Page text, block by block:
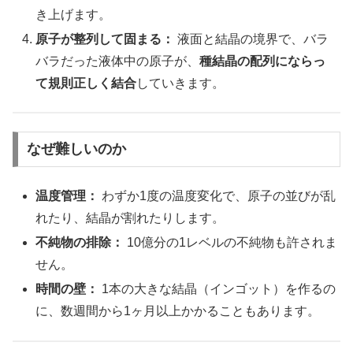
き上げます。
原子が整列して固まる： 液面と結晶の境界で、バラ
バラだった液体中の原子が、種結晶の配列にならっ
て規則正しく結合していきます。
なぜ難しいのか
温度管理：
わずか1度の温度変化で、原子の並びが乱
れたり、結晶が割れたりします。
不純物の排除：
10億分の1レベルの不純物も許されま
せん。
時間の壁：
1本の大きな結晶（インゴット）を作るの
に、数週間から1ヶ月以上かかることもあります。